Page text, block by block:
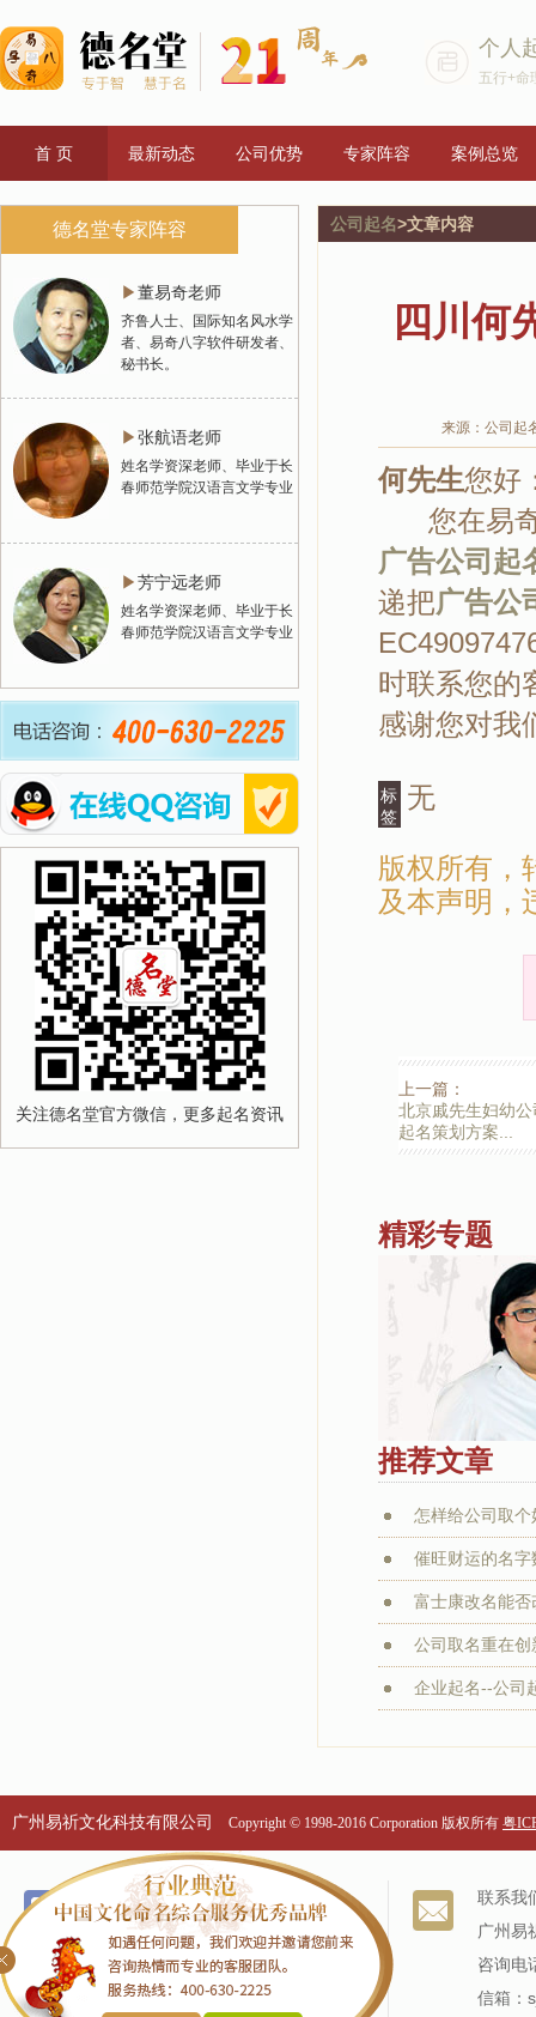
个人
五行+命
首 页 最新动态 公司优势 专家阵容 案例总览
德名堂专家阵容
▶董易奇老师
齐鲁人士、国际知名风水学
者、易奇八字软件研发者、
秘书长。
▶张航语老师
姓名学资深老师、毕业于长
春师范学院汉语言文学专业
▶芳宁远老师
姓名学资深老师、毕业于长
春师范学院汉语言文学专业
关注德名堂官方微信，更多起名资讯
公司起名>文章内容
四川何
来源：公司起
何先生您好
您在易奇
广告公司起
递把广告公
时联系您的
感谢您对我
标
签
无
版权所有，
及本声明，
上一篇：
北京戚先生妇幼公
起名策划方案...
精彩专题
推荐文章
怎样给公司取个
催旺财运的名字
富士康改名能否
公司取名重在
企业起名--公司
广州易祈文化科技有限公司 Copyright © 1998-2016 Corporation 版权所有 粤
个名服务
改名服务
商标命名
产品命名
关于我们
我们的历史
专家阵容
联系我
广州易
咨询电
信箱：